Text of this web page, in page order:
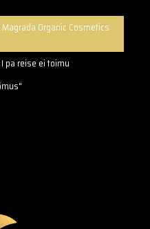
Organic Cosmetics
pa reise ei toimu